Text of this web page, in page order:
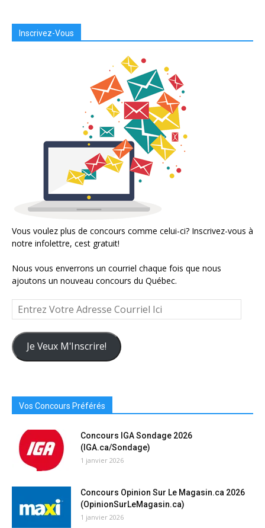
Inscrivez-Vous
Vous voulez plus de concours comme celui-ci? Inscrivez-vous à
notre infolettre, cest gratuit!
Nous vous enverrons un courriel chaque fois que nous
ajoutons un nouveau concours du Québec.
Entrez
Votre
Adresse
Courriel
Ici
Je Veux M'Inscrire!
Vos Concours Préférés
Concours IGA Sondage 2026
(IGA.ca/Sondage)
1 janvier 2026
Concours Opinion Sur Le Magasin.ca 2026
(OpinionSurLeMagasin.ca)
1 janvier 2026